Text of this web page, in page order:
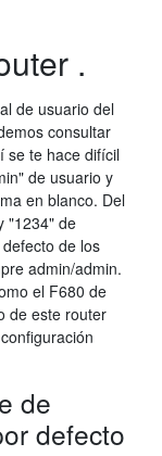
.
de usuario del
consultar
se te hace difícil
de usuario y
en blanco. Del
"1234" de
de los
admin/admin.
el F680 de
de este router
de
defecto